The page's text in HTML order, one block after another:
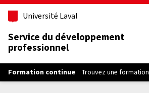
Aller au contenu principal
Université Laval
Service du développement
professionnel
Formation continue Trouvez une formation